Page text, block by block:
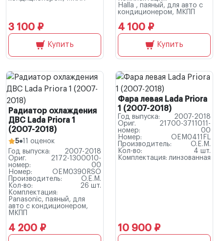
3 100 ₽
Купить
Hallа , паяный, для авто с
кондиционером, МКПП
4 100 ₽
Купить
Радиатор охлаждения
ДВС Lada Priora 1
(2007-2018)
5 11 оценок
Год выпуска:
2007-2018
Ориг.
номер:
2172-1300010-
00
Номер:
OEM0390RSO
Производитель:
O.E.M.
Кол-во:
26 шт.
Комплектация:
Panasonic, паяный, для
авто с кондиционером,
МКПП
4 200 ₽
Фара левая Lada Priora
1 (2007-2018)
Год выпуска:
2007-2018
Ориг.
номер:
21700-3711011-
00
Номер:
OEM0411FL
Производитель:
O.E.M.
Кол-во:
4 шт.
Комплектация: линзованная
10 900 ₽